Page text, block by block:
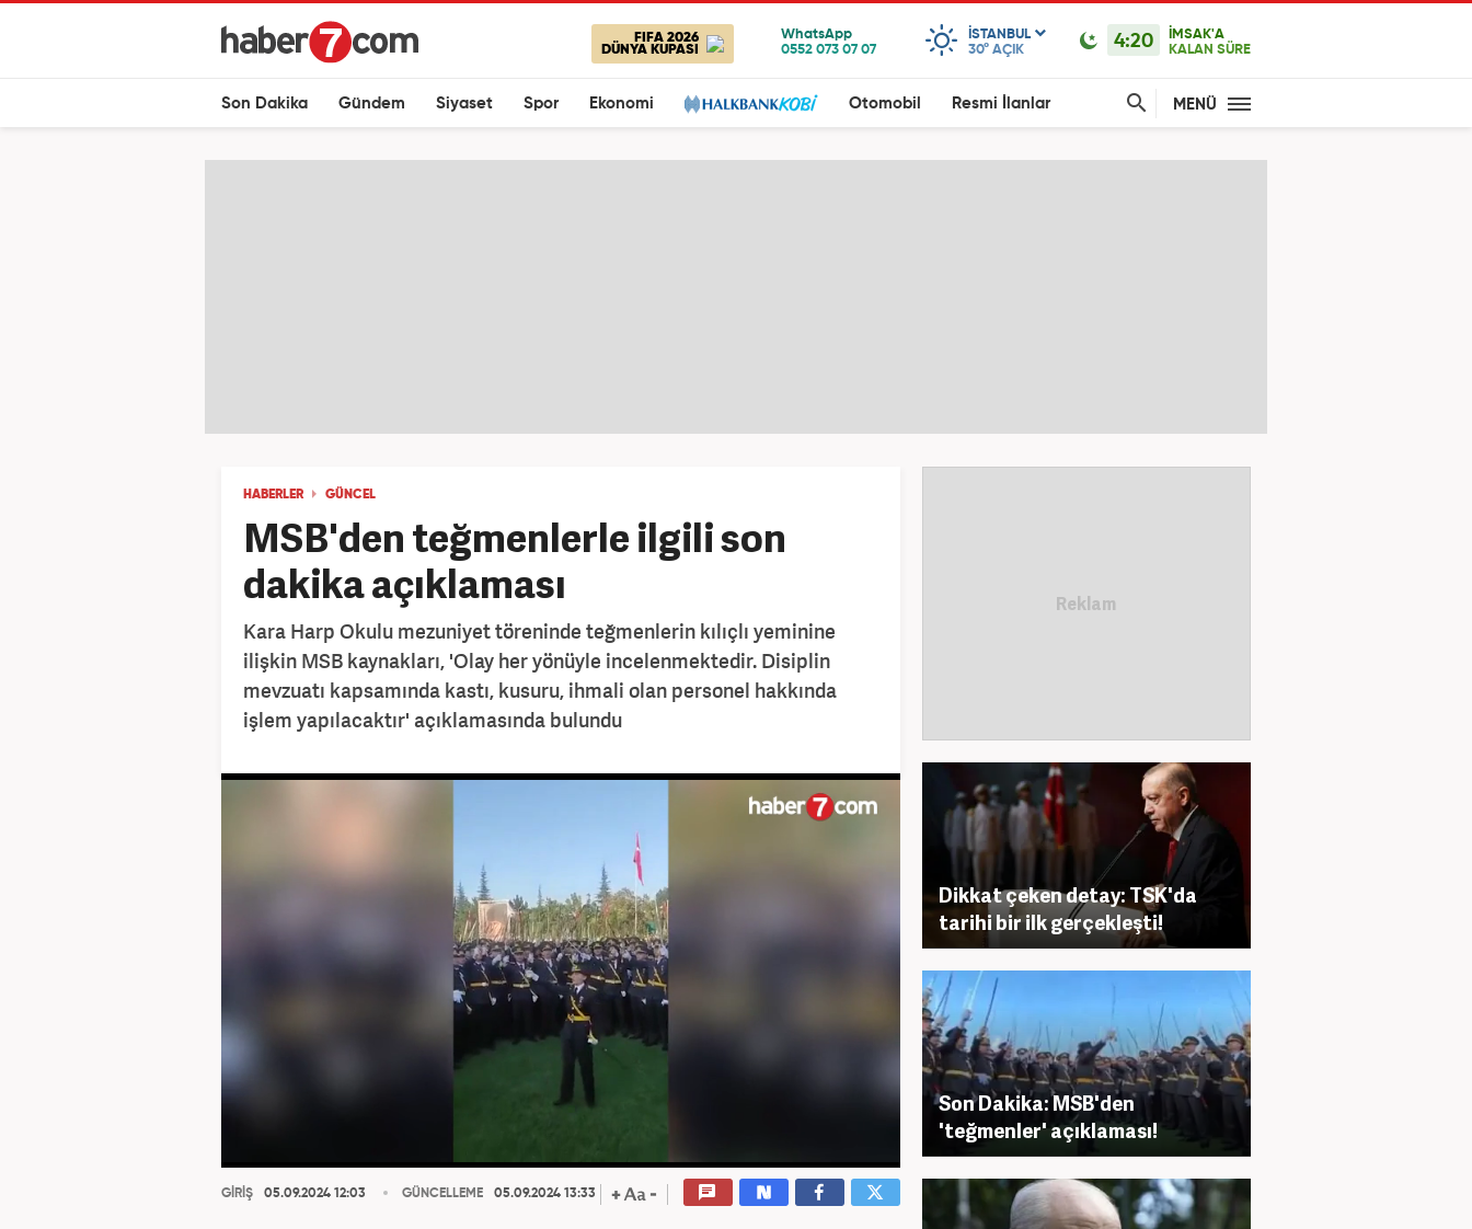
FIFA 2026
DÜNYA KUPASI
ISTANBUL
30° AÇIK 4:20
İMSAK'A
KALAN SÜRE
Son Dakika Gündem Siyaset Spor Ekonomi Otomobil Resmi İlanlar MENÜ
HABERLER GÜNCEL
MSB'den teğmenlerle ilgili son
dakika açıklaması
Kara Harp Okulu mezuniyet töreninde teğmenlerin kılıçlı yeminine
ilişkin MSB kaynakları, 'Olay her yönüyle incelenmektedir. Disiplin
mevzuatı kapsamında kastı, kusuru, ihmali olan personel hakkında
işlem yapılacaktır' açıklamasında bulundu
GİRİŞ 05.09.2024 12:03 GÜNCELLEME 05.09.2024 13:33
Dikkat çeken detay: TSK'da
tarihi bir ilk gerçekleşti!
Son Dakika: MSB'den
'teğmenler' açıklaması!